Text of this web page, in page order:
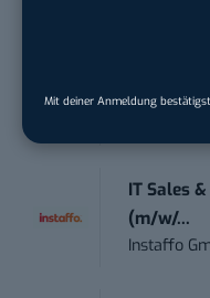
Mit deiner Anmeldung
IT Sales
(m/w/...
Instaffo